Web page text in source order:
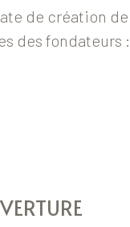
de création
des fondateurs